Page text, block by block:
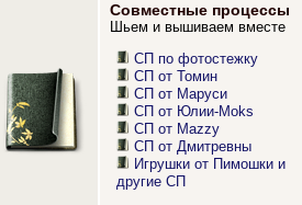
Совместные процессы
Шьем и вышиваем вместе
СП по фотостежку
СП от Томин
СП от Маруси
СП от Юлии-Moks
СП от Mazzy
СП от Дмитревны
Игрушки от Пимошки и
другие СП